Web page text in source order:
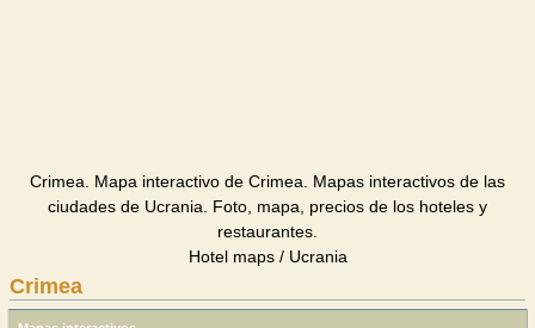
Crimea. Mapa interactivo de Crimea. Mapas interactivos de las
ciudades de Ucrania. Foto, mapa, precios de los hoteles y
restaurantes.
Hotel maps / Ucrania
Crimea